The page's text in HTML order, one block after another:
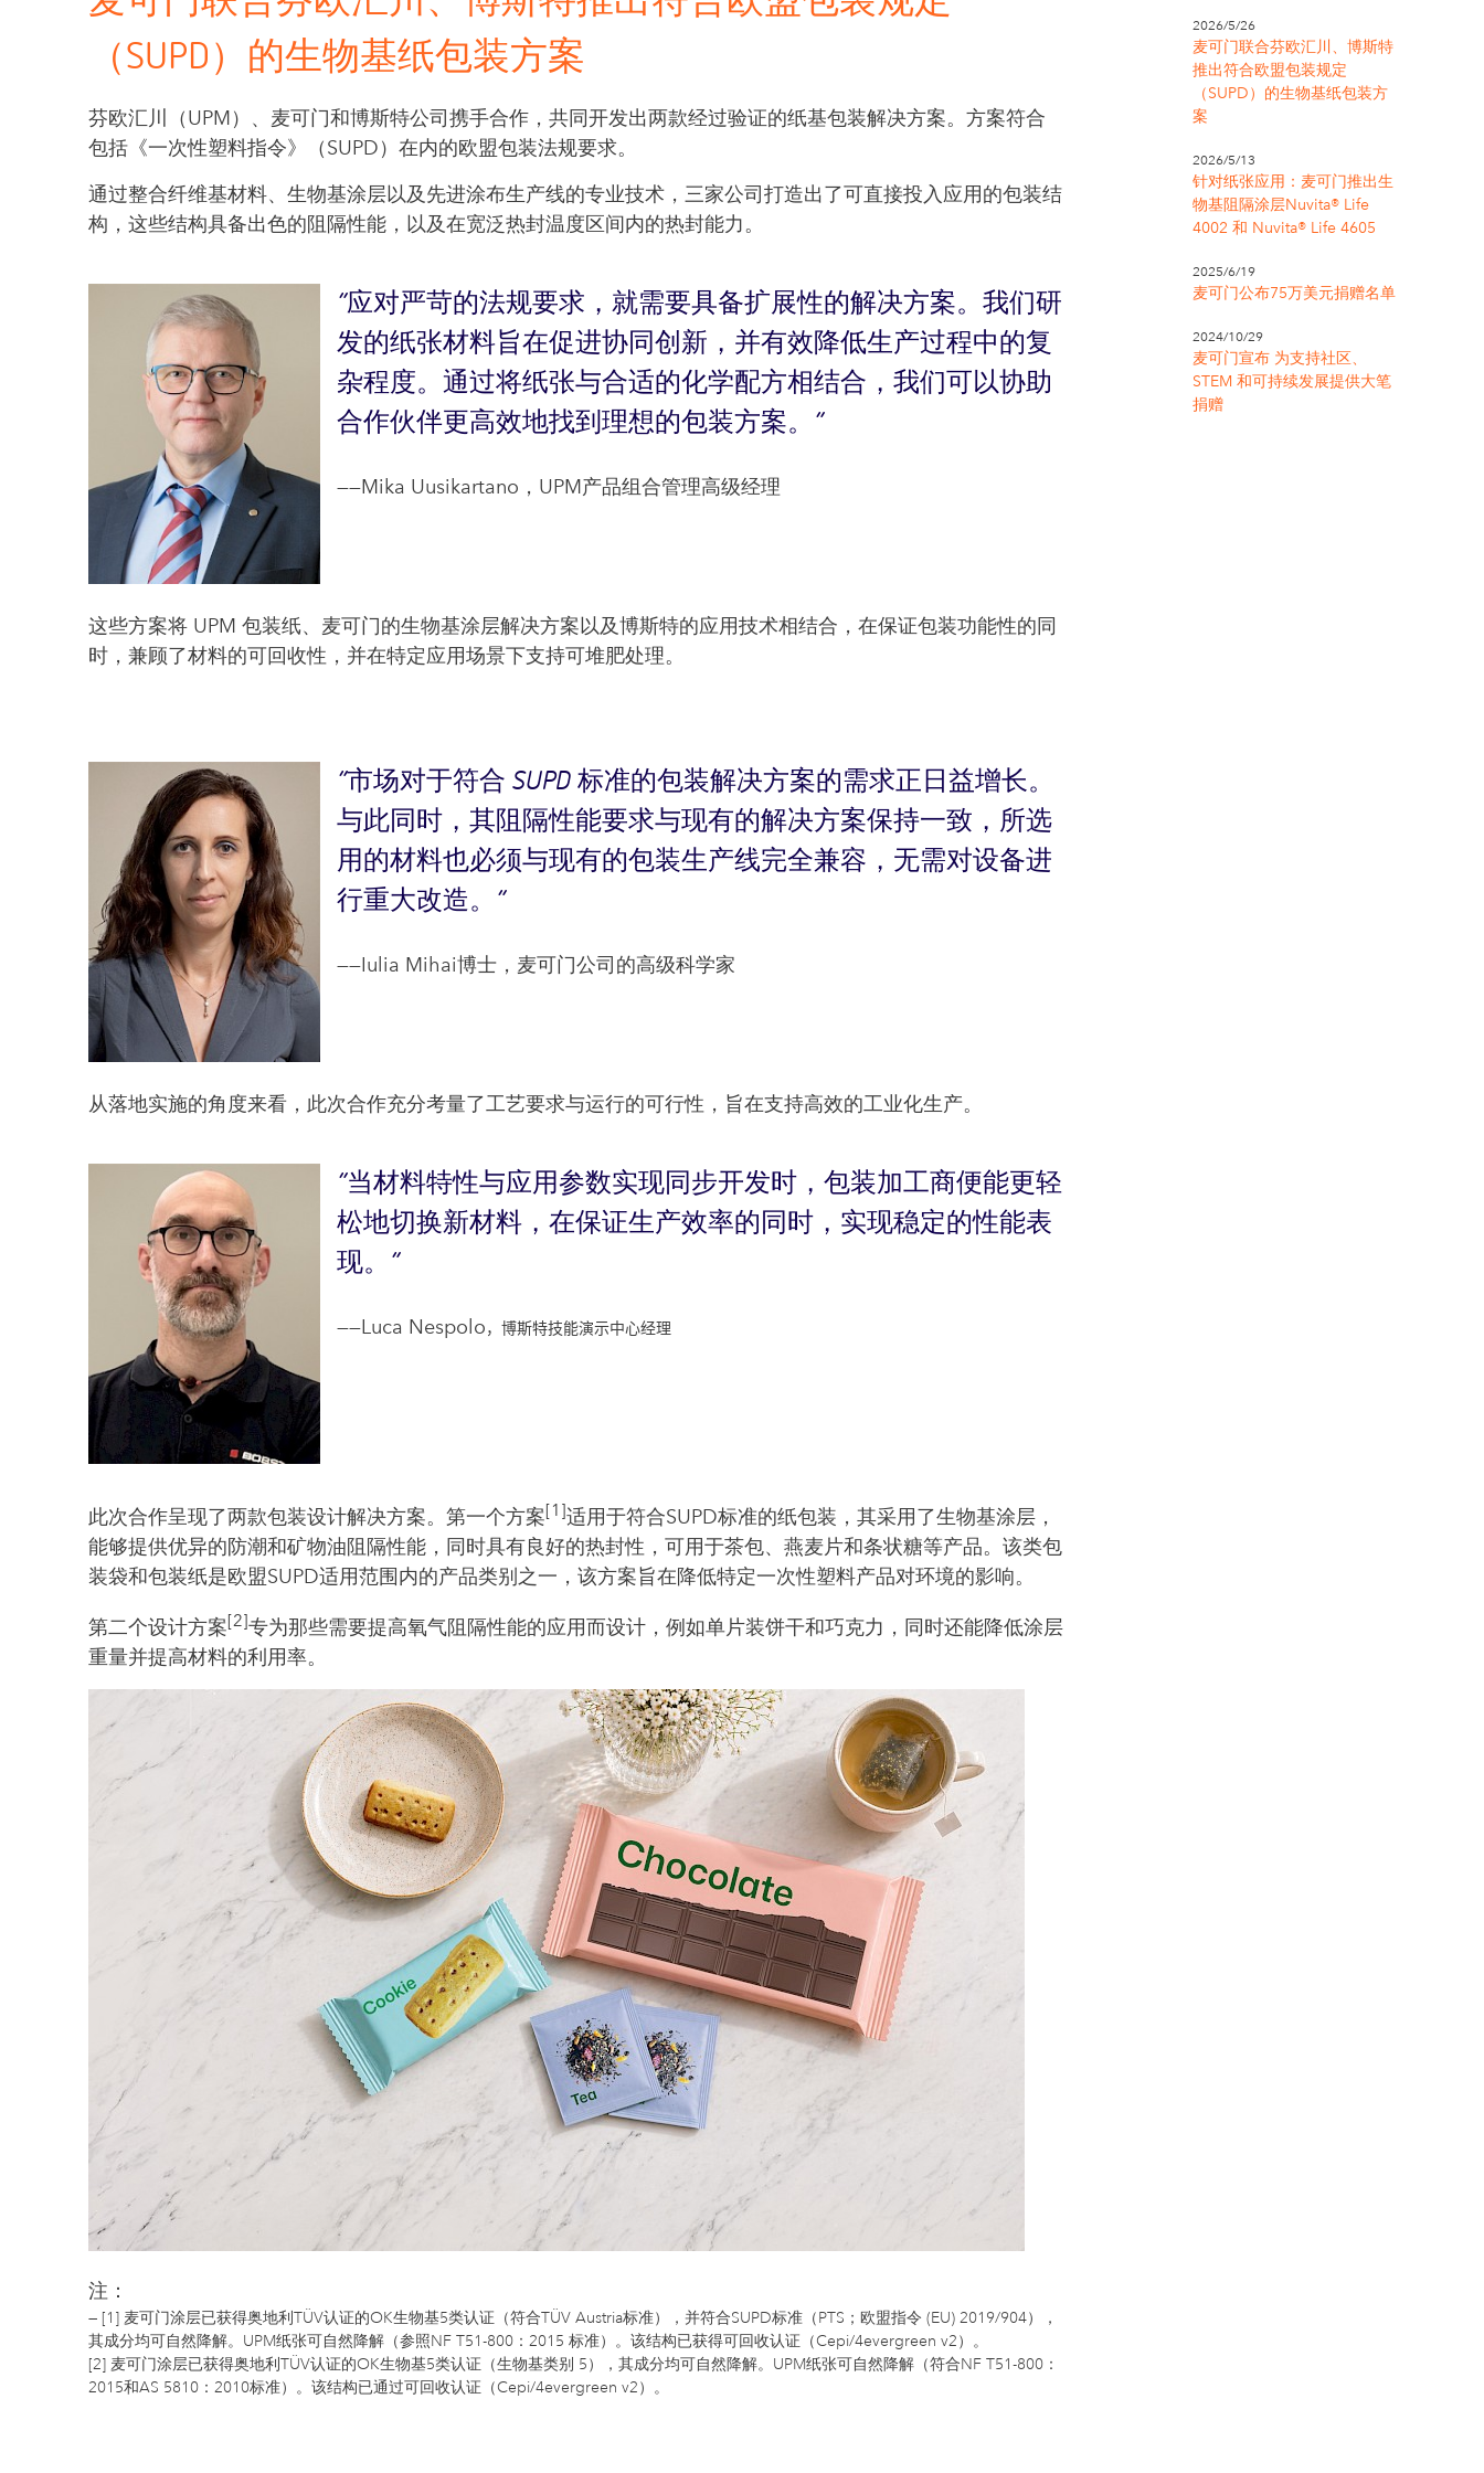
（SUPD）的生物基纸包装方案
芬欧汇川（UPM）、麦可门和博斯特公司携手合作，共同开发出两款经过验证的纸基包装解决方案。方案符合
包括《一次性塑料指令》（SUPD）在内的欧盟包装法规要求。
通过整合纤维基材料、生物基涂层以及先进涂布生产线的专业技术，三家公司打造出了可直接投入应用的包装结
构，这些结构具备出色的阻隔性能，以及在宽泛热封温度区间内的热封能力。
应对严苛的法规要求，就需要具备扩展性的解决方案。我们研
发的纸张材料旨在促进协同创新，并有效降低生产过程中的复
杂程度。通过将纸张与合适的化学配方相结合，我们可以协助
合作伙伴更高效地找到理想的包装方案。
——Mika Uusikartano，UPM产品组合管理高级经理
这些方案将 UPM 包装纸、麦可门的生物基涂层解决方案以及博斯特的应用技术相结合，在保证包装功能性的同
时，兼顾了材料的可回收性，并在特定应用场景下支持可堆肥处理。
市场对于符合 SUPD 标准的包装解决方案的需求正日益增长。
与此同时，其阻隔性能要求与现有的解决方案保持一致，所选
用的材料也必须与现有的包装生产线完全兼容，无需对设备进
行重大改造。
——Iulia Mihai博士，麦可门公司的高级科学家
从落地实施的角度来看，此次合作充分考量了工艺要求与运行的可行性，旨在支持高效的工业化生产。
当材料特性与应用参数实现同步开发时，包装加工商便能更轻
松地切换新材料，在保证生产效率的同时，实现稳定的性能表
现。
——Luca Nespolo ，博斯特技能演示中心经理
此次合作呈现了两款包装设计解决方案。第一个方案[1]适用于符合SUPD标准的纸包装，其采用了生物基涂层，
能够提供优异的防潮和矿物油阻隔性能，同时具有良好的热封性，可用于茶包、燕麦片和条状糖等产品。该类包
装袋和包装纸是欧盟SUPD适用范围内的产品类别之一，该方案旨在降低特定一次性塑料产品对环境的影响。
第二个设计方案[2]专为那些需要提高氧气阻隔性能的应用而设计，例如单片装饼干和巧克力，同时还能降低涂层
重量并提高材料的利用率。
注：
[1] 麦可门涂层已获得奥地利TÜV认证的OK生物基5类认证（符合TÜV Austria标准），并符合SUPD标准（PTS；欧盟指令 (EU) 2019/904），
其成分均可自然降解。UPM纸张可自然降解（参照NF T51-800：2015 标准）。该结构已获得可回收认证（Cepi/4evergreen v2）。
[2] 麦可门涂层已获得奥地利TÜV认证的OK生物基5类认证（生物基类别 5），其成分均可自然降解。UPM纸张可自然降解（符合NF T51-800：
2015和AS 5810：2010标准）。该结构已通过可回收认证（Cepi/4evergreen v2）。
2026/5/26
麦可门联合芬欧汇川、博斯特
推出符合欧盟包装规定
（SUPD）的生物基纸包装方
案
2026/5/13
针对纸张应用：麦可门推出生
物基阻隔涂层Nuvita® Life
4002 和 Nuvita® Life 4605
2025/6/19
麦可门公布75万美元捐赠名单
2024/10/29
麦可门宣布 为支持社区、
STEM 和可持续发展提供大笔
捐赠